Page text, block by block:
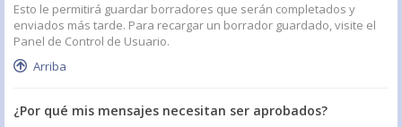
Esto le permitirá guardar borradores que serán completados y
enviados más tarde. Para recargar un borrador guardado, visite el
Panel de Control de Usuario.
Arriba
¿Por qué mis mensajes necesitan ser aprobados?